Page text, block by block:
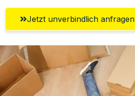
Jetzt unverbindlich anfragen